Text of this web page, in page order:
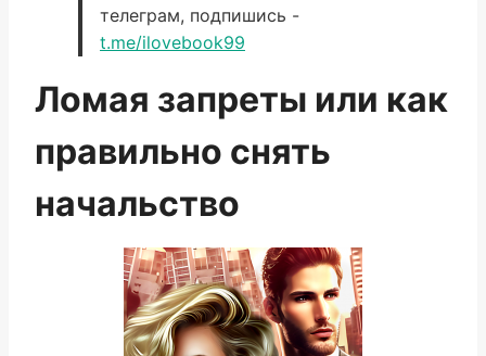
телеграм, подпишись -
t.me/ilovebook99
Ломая запреты или как
правильно снять
начальство